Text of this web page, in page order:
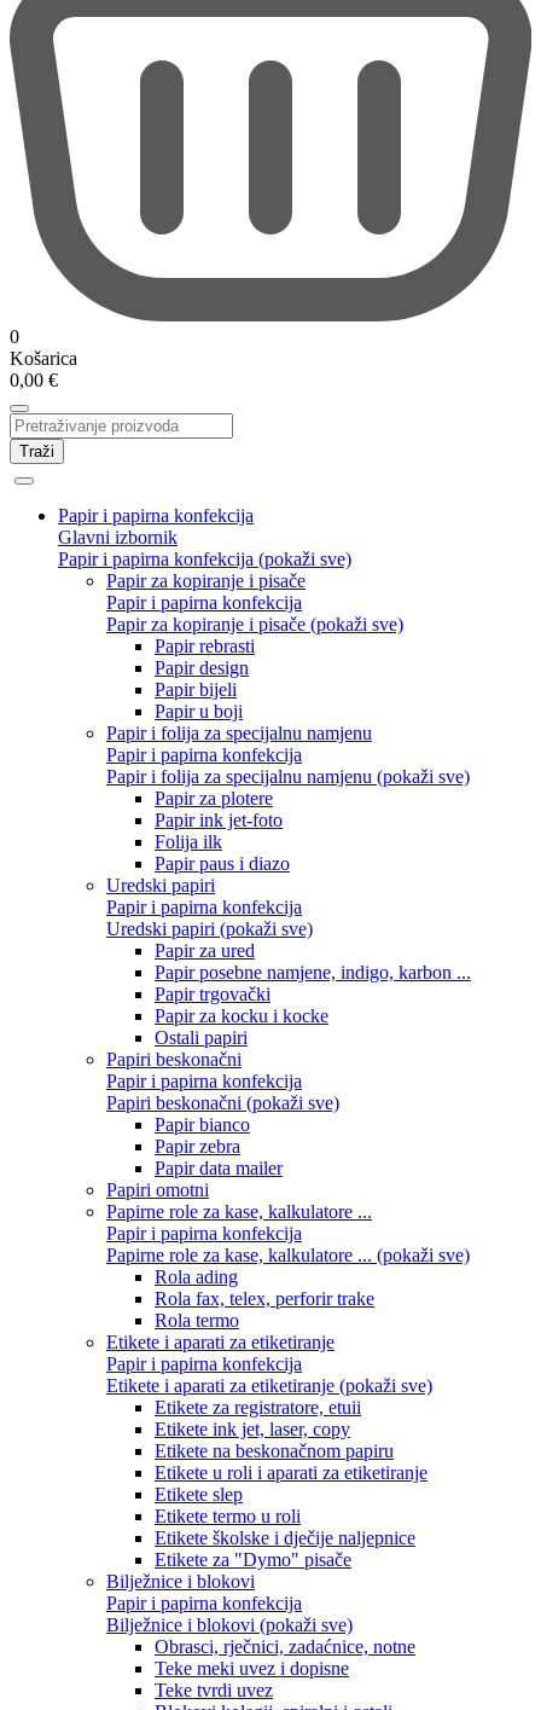
0
Košarica
0,00 €
Traži
Papir i papirna konfekcija
Glavni izbornik
Papir i papirna konfekcija (pokaži sve)
Papir za kopiranje i pisače
Papir i papirna konfekcija
Papir za kopiranje i pisače (pokaži sve)
Papir rebrasti
Papir design
Papir bijeli
Papir u boji
Papir i folija za specijalnu namjenu
Papir i papirna konfekcija
Papir i folija za specijalnu namjenu (pokaži sve)
Papir za plotere
Papir ink jet-foto
Folija ilk
Papir paus i diazo
Uredski papiri
Papir i papirna konfekcija
Uredski papiri (pokaži sve)
Papir za ured
Papir posebne namjene, indigo, karbon ...
Papir trgovački
Papir za kocku i kocke
Ostali papiri
Papiri beskonačni
Papir i papirna konfekcija
Papiri beskonačni (pokaži sve)
Papir bianco
Papir zebra
Papir data mailer
Papiri omotni
Papirne role za kase, kalkulatore ...
Papir i papirna konfekcija
Papirne role za kase, kalkulatore ... (pokaži sve)
Rola ading
Rola fax, telex, perforir trake
Rola termo
Etikete i aparati za etiketiranje
Papir i papirna konfekcija
Etikete i aparati za etiketiranje (pokaži sve)
Etikete za registratore, etuii
Etikete ink jet, laser, copy
Etikete na beskonačnom papiru
Etikete u roli i aparati za etiketiranje
Etikete slep
Etikete termo u roli
Etikete školske i dječije naljepnice
Etikete za "Dymo" pisače
Bilježnice i blokovi
Papir i papirna konfekcija
Bilježnice i blokovi (pokaži sve)
Obrasci, rječnici, zadaćnice, notne
Teke meki uvez i dopisne
Teke tvrdi uvez